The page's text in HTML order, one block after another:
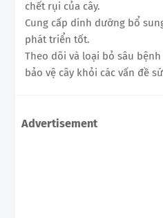
chết rụi của cây.
Cung cấp dinh dưỡng bổ
phát triển tốt.
Theo dõi và loại bỏ sâu
bảo vệ cây khỏi các vấn đề
Advertisement